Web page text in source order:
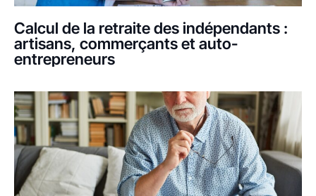
Calcul de la retraite des indépendants :
artisans, commerçants et auto-
entrepreneurs